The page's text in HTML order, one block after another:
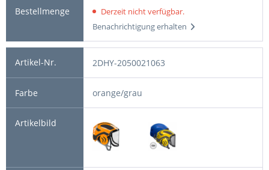
Derzeit nicht verfügbar.
Benachrichtigung erhalten
2DHY-2050021063
orange/grau